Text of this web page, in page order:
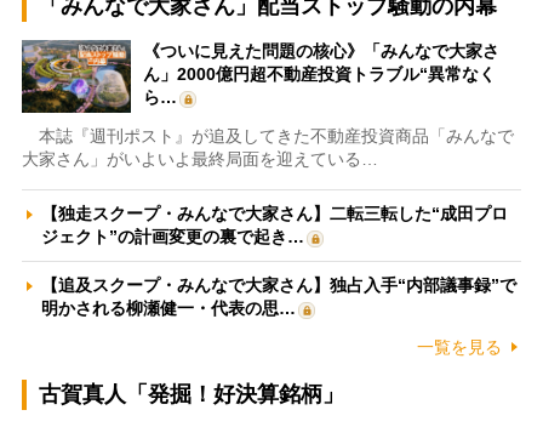
「みんなで大家さん」配当ストップ騒動の内幕
《ついに見えた問題の核心》「みんなで大家さ
ん」2000億円超不動産投資トラブル“異常なく
ら…
本誌『週刊ポスト』が追及してきた不動産投資商品「みんなで
大家さん」がいよいよ最終局面を迎えている…
【独走スクープ・みんなで大家さん】二転三転した“成田プロ
ジェクト”の計画変更の裏で起き…
【追及スクープ・みんなで大家さん】独占入手“内部議事録”で
明かされる柳瀬健一・代表の思…
一覧を見る
古賀真人「発掘！好決算銘柄」